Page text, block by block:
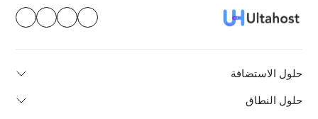
حلول الاستضافة
حلول النطاق